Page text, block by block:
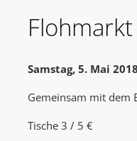
Samstag, 5. Mai
Gemeinsam mit dem
Tische 3 / 5 €